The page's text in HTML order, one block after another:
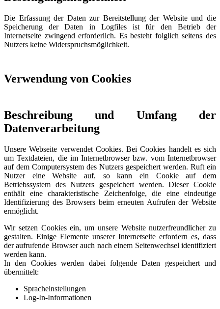
Die Erfassung der Daten zur Bereitstellung der Website und die
Speicherung der Daten in Logfiles ist für den Betrieb der
Internetseite zwingend erforderlich. Es besteht folglich seitens des
Nutzers keine Widerspruchsmöglichkeit.
Verwendung von Cookies
Beschreibung und Umfang der
Datenverarbeitung
Unsere Webseite verwendet Cookies. Bei Cookies handelt es sich
um Textdateien, die im Internetbrowser bzw. vom Internetbrowser
auf dem Computersystem des Nutzers gespeichert werden. Ruft ein
Nutzer eine Website auf, so kann ein Cookie auf dem
Betriebssystem des Nutzers gespeichert werden. Dieser Cookie
enthält eine charakteristische Zeichenfolge, die eine eindeutige
Identifizierung des Browsers beim erneuten Aufrufen der Website
ermöglicht.
Wir setzen Cookies ein, um unsere Website nutzerfreundlicher zu
gestalten. Einige Elemente unserer Internetseite erfordern es, dass
der aufrufende Browser auch nach einem Seitenwechsel identifiziert
werden kann.
In den Cookies werden dabei folgende Daten gespeichert und
übermittelt:
Spracheinstellungen
Log-In-Informationen